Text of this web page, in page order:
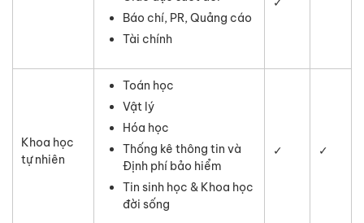
Báo chí, PR, Quảng cáo
Tài chính
Khoa học
tự nhiên
Toán học
Vật lý
Hóa học
Thống kê thông tin và
Định phí bảo hiểm
Tin sinh học & Khoa học
đời sống
✓ ✓